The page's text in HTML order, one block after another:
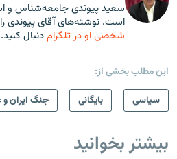
سعید پیوندی جامعه‌شناس و
است. نوشته‌های آقای پیوندی
شخصی او در تلگرامدنبال کنید.
این مطلب بخشی از:
سیاسی
بایگانی جنگ ایران و
بیشتر بخوانید